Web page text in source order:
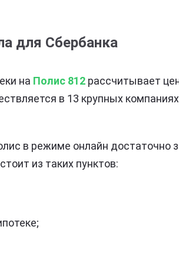
для Сбербанка
на Полис 812 рассчитывает
в 13 крупных
в режиме онлайн достаточно
из таких пунктов: